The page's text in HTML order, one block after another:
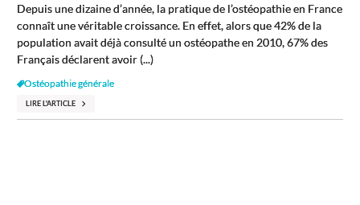
Depuis une dizaine d’année, la pratique de l’ostéopathie en France
connaît une véritable croissance. En effet, alors que 42% de la
population avait déjà consulté un ostéopathe en 2010, 67% des
Français déclarent avoir (...)
Ostéopathie générale
LIRE L'ARTICLE